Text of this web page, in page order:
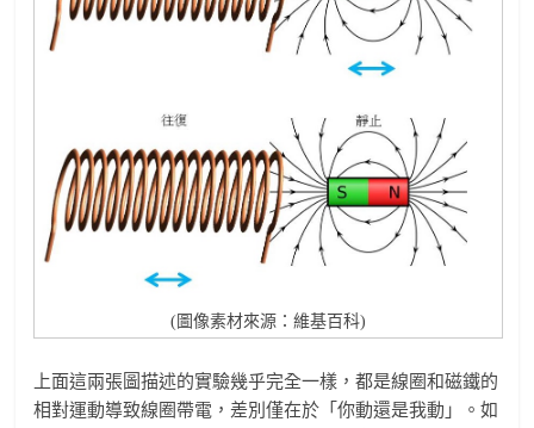
(圖像素材來源：維基百科)
上面這兩張圖描述的實驗幾乎完全一樣，都是線圈和磁鐵的
相對運動導致線圈帶電，差別僅在於「你動還是我動」。如